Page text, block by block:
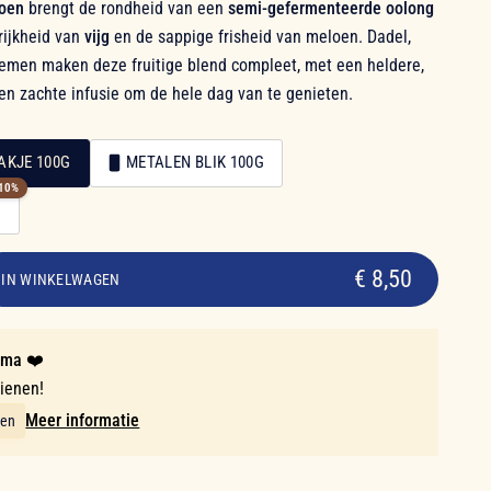
brengt de rondheid van eensemi-gefermenteerde oolong
vanvijg en de sappige frisheid van meloen. Dadel,
maken deze fruitige blend compleet, met een heldere,
zachte infusie om de hele dag van te genieten.
100G METALEN BLIK 100G
IN WINKELWAGEN € 8,50
❤️
Meer informatie